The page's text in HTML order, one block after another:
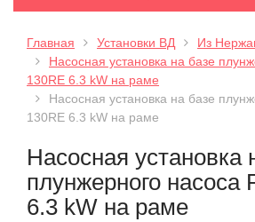
Главная Установки ВД
Из
Насосная установка на базе
130RE 6.3 kW на раме
Насосная установка на базе
130RE 6.3 kW на раме
Насосная установка
плунжерного насоса
6.3 kW на раме